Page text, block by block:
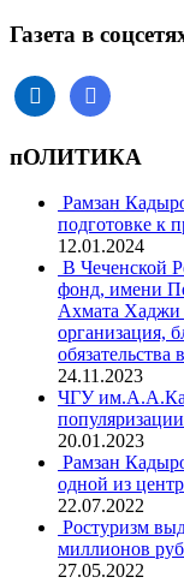
Газета в
facebookinstagram
пОЛИТИКА
Рамзан
подготовке к
12.01.2024
В Чеченской
фонд, имени
Ахмата Хаджи
организация,
24.11.2023
ЧГУ
20.01.2023
Рамзан
одной из
22.07.2022
Ростуризм
миллионов
27.05.2022